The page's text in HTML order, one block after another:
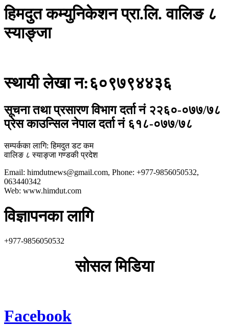
हिमदुत कम्युनिकेशन प्रा.लि. वालिङ ८
स्याङ्जा
स्थायी लेखा न:६०९७९४४३६
सूचना तथा प्रसारण विभाग दर्ता नं २२६०-०७७/७८
प्रेस काउन्सिल नेपाल दर्ता नं ६१८-०७७/७८
सम्पर्कका लागि: हिमदुत डट कम
वालिङ ८ स्याङ्जा गण्डकी प्रदेश
Email: himdutnews@gmail.com, Phone: +977-9856050532,
063440342
Web: www.himdut.com
विज्ञापनका लागि
+977-9856050532
सोसल मिडिया
Facebook